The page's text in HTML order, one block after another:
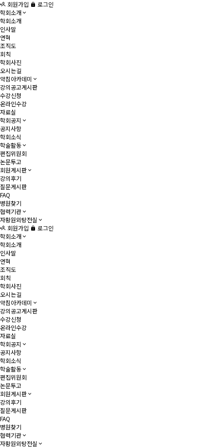
회원가입
로그인
학회소개
학회소개
인사말
연혁
조직도
회칙
학회사진
오시는길
약침아카데미
강의공고게시판
수강신청
온라인수강
자료실
학회공지
공지사항
학회소식
학술활동
편집위원회
논문투고
회원게시판
강의후기
질문게시판
FAQ
병원찾기
협력기관
자황원외탕전실
회원가입
로그인
학회소개
학회소개
인사말
연혁
조직도
회칙
학회사진
오시는길
약침아카데미
강의공고게시판
수강신청
온라인수강
자료실
학회공지
공지사항
학회소식
학술활동
편집위원회
논문투고
회원게시판
강의후기
질문게시판
FAQ
병원찾기
협력기관
자황원외탕전실